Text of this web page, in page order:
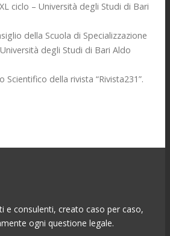
XL ciclo – Università degli Studi di Bari
della Scuola di Specializzazione
degli Studi di Bari Aldo
della rivista “Rivista231”.
e consulenti, creato caso per caso,
ogni questione legale.